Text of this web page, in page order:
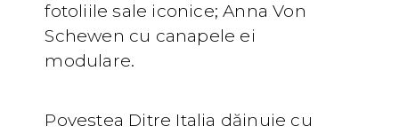
fotoliile sale iconice; Anna Von
Schewen cu canapele ei
modulare.
Povestea Ditre Italia dăinuie cu